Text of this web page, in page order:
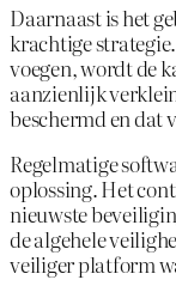
Daarnaast is het
krachtige
voegen, wordt de
aanzienlijk
beschermd en dat
Regelmatige
oplossing. Het
nieuwste
de algehele
veiliger platform